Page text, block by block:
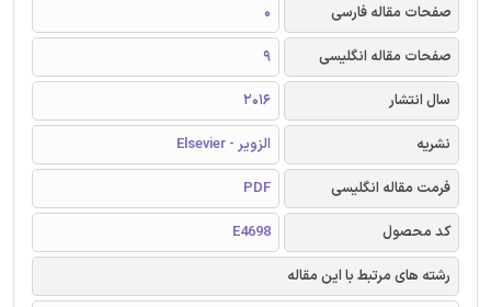
صفحات مقاله فارسی
0
صفحات مقاله انگلیسی
9
سال انتشار
2016
نشریه
الزویر - Elsevier
فرمت مقاله انگلیسی
PDF
کد محصول
E4698
رشته های مرتبط با این مقاله